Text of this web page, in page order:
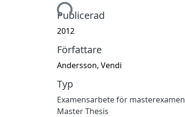
Hämtar...
Publicerad
2012
Författare
Andersson, Vendi
Typ
Examensarbete för masterexamen
Master Thesis